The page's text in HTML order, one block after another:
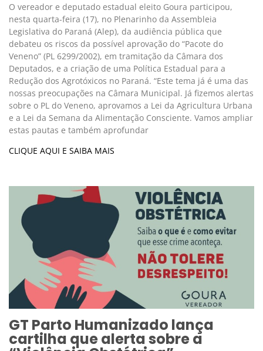
O vereador e deputado estadual eleito Goura participou,
nesta quarta-feira (17), no Plenarinho da Assembleia
Legislativa do Paraná (Alep), da audiência pública que
debateu os riscos da possível aprovação do “Pacote do
Veneno” (PL 6299/2002), em tramitação da Câmara dos
Deputados, e a criação de uma Política Estadual para a
Redução dos Agrotóxicos no Paraná. “Este tema já é uma das
nossas preocupações na Câmara Municipal. Já fizemos alertas
sobre o PL do Veneno, aprovamos a Lei da Agricultura Urbana
e a Lei da Semana da Alimentação Consciente. Vamos ampliar
estas pautas e também aprofundar
CLIQUE AQUI E SAIBA MAIS
GT Parto Humanizado lança
cartilha que alerta sobre a